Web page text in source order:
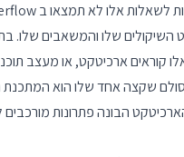
השיקולים שלו והמשאבים
קוראיםארכיטקט, אומעצב
שקצה אחד שלו הוא המתכנת
הבונה פתרונות מורכבים